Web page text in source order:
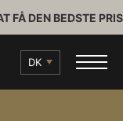
FÅ DEN BEDSTE PRIS
DK